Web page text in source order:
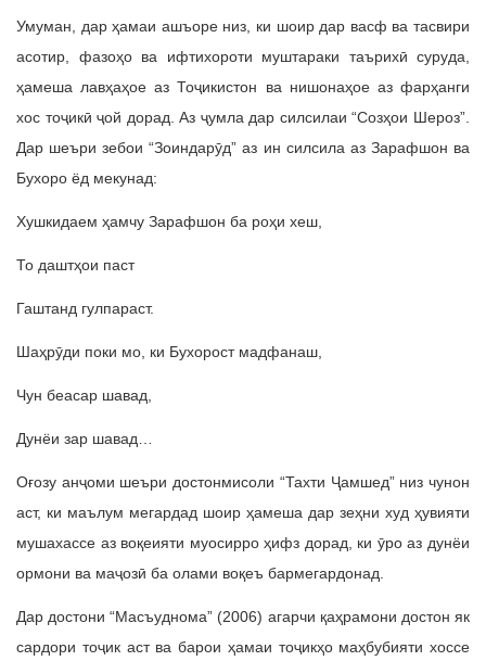
Умуман, дар ҳамаи ашъоре низ, ки шоир дар васф ва тасвири
асотир, фазоҳо ва ифтихороти муштараки таърихӣ суруда,
ҳамеша лавҳаҳое аз Тоҷикистон ва нишонаҳое аз фарҳанги
хос тоҷикӣ ҷой дорад. Аз ҷумла дар силсилаи “Созҳои Шероз”.
Дар шеъри зебои “Зоиндарӯд” аз ин силсила аз Зарафшон ва
Бухоро ёд мекунад:
Хушкидаем ҳамчу Зарафшон ба роҳи хеш,
То даштҳои паст
Гаштанд гулпараст.
Шаҳрӯди поки мо, ки Бухорост мадфанаш,
Чун беасар шавад,
Дунёи зар шавад…
Оғозу анҷоми шеъри достонмисоли “Тахти Ҷамшед” низ чунон
аст, ки маълум мегардад шоир ҳамеша дар зеҳни худ ҳувияти
мушахассе аз воқеияти муосирро ҳифз дорад, ки ӯро аз дунёи
ормони ва маҷозӣ ба олами воқеъ бармегардонад.
Дар достони “Масъуднома” (2006) агарчи қаҳрамони достон як
сардори тоҷик аст ва барои ҳамаи тоҷикҳо маҳбубияти хоссе